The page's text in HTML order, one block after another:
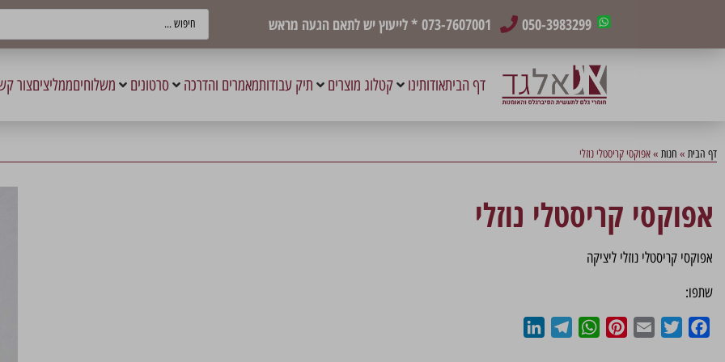
050-3983299
073-7607001 * לייעוץ יש לתאם הגעה מראש
דף הביתאודותינו קטלוג מוצרים תיק עבודותמאמרים והדרכה סרטונים משלוחיםממליציםצור
דף הבית » חנות »אפוקסי קריסטלי נוזלי
אפוקסי קריסטלי נוזלי
אפוקסי קריסטלי נוזלי ליציקה
שתפו:
Facebook
Twitter
Email
Pinterest
WhatsApp
Telegram